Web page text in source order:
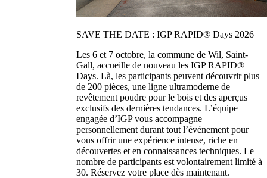
SAVE THE DATE : IGP RAPID® Days 2026
Les 6 et 7 octobre, la commune de Wil, Saint-
Gall, accueille de nouveau les IGP RAPID®
Days. Là, les participants peuvent découvrir plus
de 200 pièces, une ligne ultramoderne de
revêtement poudre pour le bois et des aperçus
exclusifs des dernières tendances. L’équipe
engagée d’IGP vous accompagne
personnellement durant tout l’événement pour
vous offrir une expérience intense, riche en
découvertes et en connaissances techniques. Le
nombre de participants est volontairement limité à
30. Réservez votre place dès maintenant.